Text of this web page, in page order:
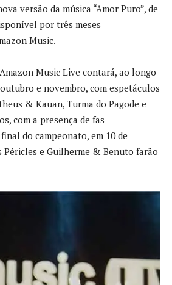
versão da música “Amor Puro”, de
por três meses
Music.
Music Live contará, ao longo
e novembro, com espetáculos
& Kauan, Turma do Pagode e
com a presença de fãs
do campeonato, em 10 de
Péricles e Guilherme & Benuto farão